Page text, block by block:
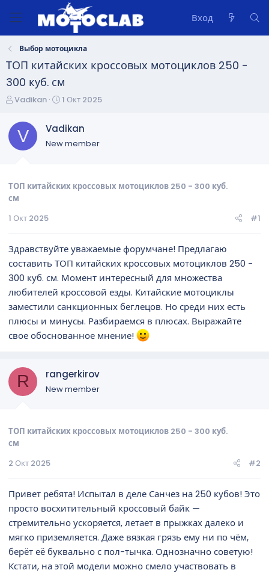
Вход
Выбор мотоцикла
ТОП китайских кроссовых мотоциклов 250 -
300 куб. см
А
т
о
р
м
ы
Vadikan
Д
т
а
н
а
1 Окт 2025
V Vadikan
New member
ТОП китайских кроссовых мотоциклов 250 - 300 куб.
см
1 Окт 2025
#1
Здравствуйте уважаемые форумчане! Предлагаю
составить ТОП китайских кроссовых мотоциклов 250 -
300 куб. см. Момент интересный для множества
любителей кроссовой езды. Китайские мотоциклы
заместили санкционных беглецов. Но среди них есть
плюсы и минусы. Разбираемся в плюсах. Выражайте
свое обоснованное мнение!
R rangerkirov
New member
ТОП китайских кроссовых мотоциклов 250 - 300 куб.
см
2 Окт 2025
#2
Привет ребята! Испытал в деле Санчез на 250 кубов! Это
просто восхитительный кроссовый байк —
стремительно ускоряется, летает в прыжках далеко и
мягко приземляется. Даже вязкая грязь ему ни по чём,
берёт её буквально с пол-тычка. Однозначно советую!
Кстати, на этой модели можно смело участвовать в